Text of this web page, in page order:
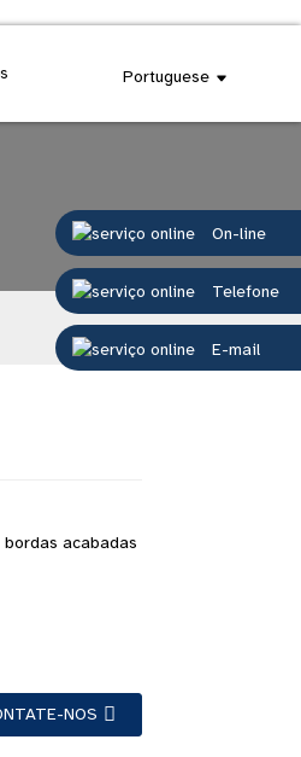
Portuguese
On-line
Telefone
E-mail
acabadas
NOS